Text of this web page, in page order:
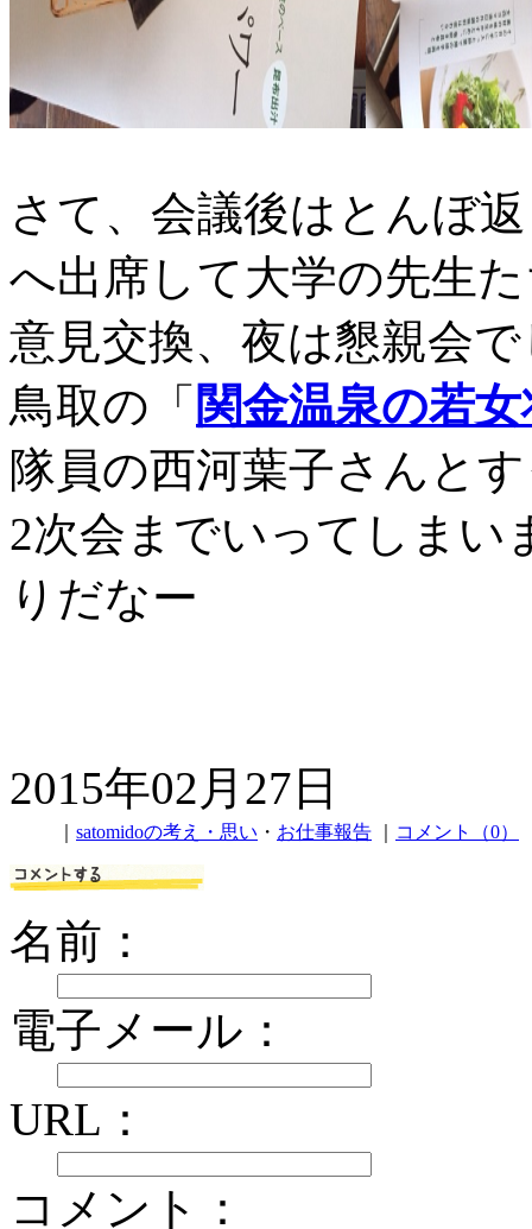
さて、会議後はとんぼ
へ出席して大学の先生
意見交換、夜は懇親会
鳥取の「 関金温泉の若
隊員の西河葉子さんと
2次会までいってしまい
りだなー
2015年02月27日
satomidoの考え・思い ・ お仕事報告 コメント（0）
名前：
電子メール：
URL：
コメント：